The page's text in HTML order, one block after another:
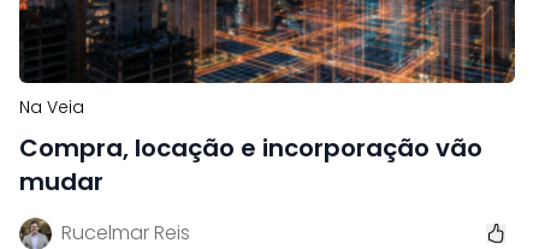
Na Veia
Compra, locação e incorporação vão
mudar
Rucelmar Reis